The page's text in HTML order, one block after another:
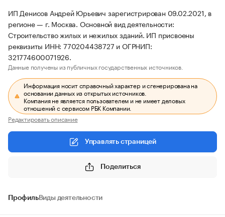
ИП Денисов Андрей Юрьевич зарегистрирован 09.02.2021, в
регионе — г. Москва. Основной вид деятельности:
Строительство жилых и нежилых зданий. ИП присвоены
реквизиты ИНН: 770204438727 и ОГРНИП:
321774600071926.
Данные получены из публичных государственных источников.
Информация носит справочный характер и сгенерирована на
основании данных из открытых источников.
Компания не является пользователем и не имеет деловых
отношений с сервисом РБК Компании.
Редактировать описание
Управлять страницей
Поделиться
ПрофильВиды деятельности